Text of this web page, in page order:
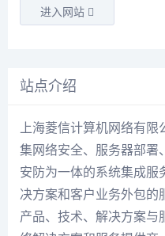
进入网站
站点介绍
上海菱信计算机网络有
集网络安全、服务器部署
安防为一体的系统集成服
决方案和客户业务外包的
产品、技术、解决方案与